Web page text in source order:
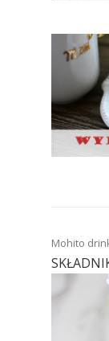
Mohito